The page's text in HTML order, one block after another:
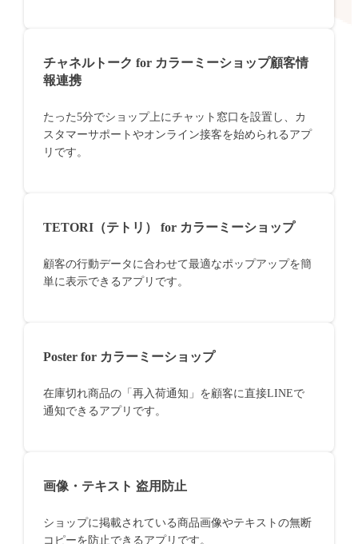
チャネルトーク for カラーミーショップ顧客情
報連携
たった5分でショップ上にチャット窓口を設置し、カ
スタマーサポートやオンライン接客を始められるアプ
リです。
TETORI（テトリ） for カラーミーショップ
顧客の行動データに合わせて最適なポップアップを簡
単に表示できるアプリです。
Poster for カラーミーショップ
在庫切れ商品の「再入荷通知」を顧客に直接LINEで
通知できるアプリです。
画像・テキスト 盗用防止
ショップに掲載されている商品画像やテキストの無断
コピーを防止できるアプリです。